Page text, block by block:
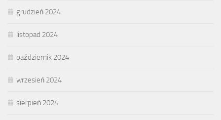
grudzień 2024
listopad 2024
październik 2024
wrzesień 2024
sierpień 2024